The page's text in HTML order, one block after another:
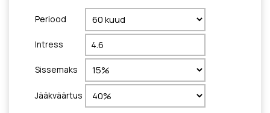
Periood
Intress
Sissemaks
Jääkväärtus